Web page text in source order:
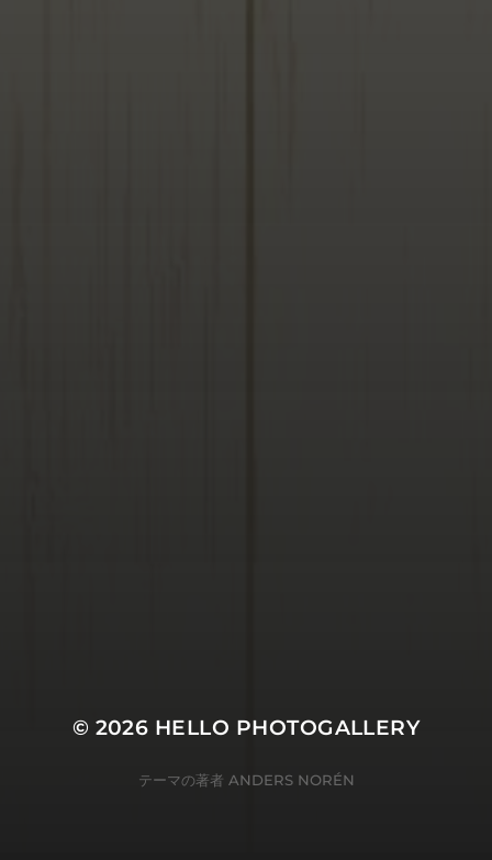
© 2026 HELLO PHOTOGALLERY
テーマの著者 ANDERS NORÉN